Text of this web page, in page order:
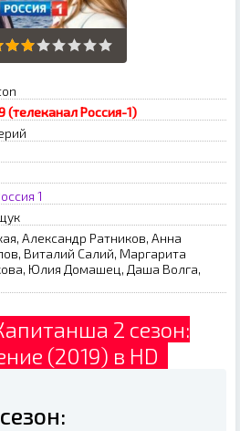
(телеканал Россия-1)
1
Александр Ратников, Анна
Виталий Салий, Маргарита
Юлия Домашец, Даша Волга,
2 сезон:
(2019) в HD